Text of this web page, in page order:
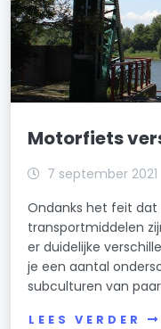
Motorfiets
7 september 2021
Ondanks het feit
transportmiddelen
er duidelijke
je een aantal
subculturen van
LEES VERDER